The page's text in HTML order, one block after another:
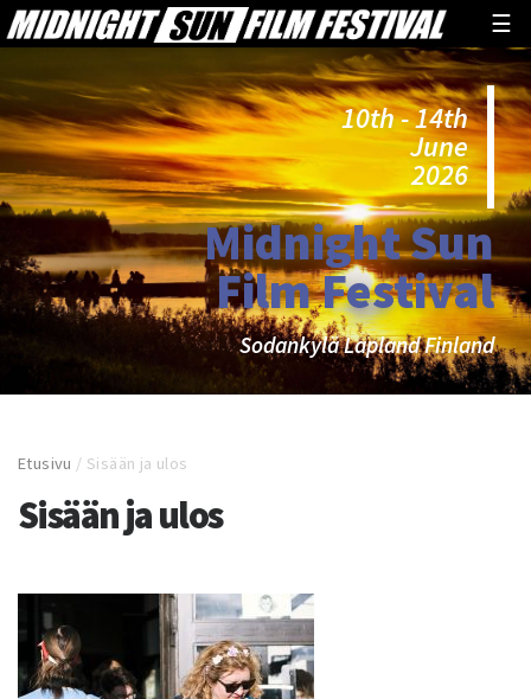
☰
10th - 14th
June
2026
Midnight Sun
Film Festival
Sodankylä Lapland Finland
Etusivu / Sisään ja ulos
Sisään ja ulos